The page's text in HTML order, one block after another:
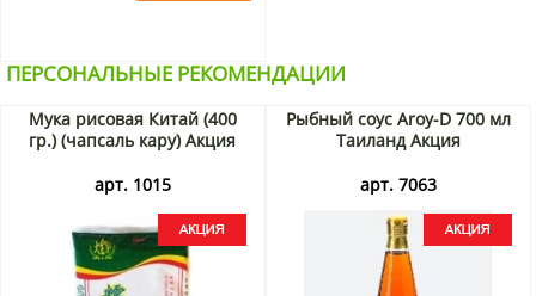
ПЕРСОНАЛЬНЫЕ РЕКОМЕНДАЦИИ
Мука рисовая Китай (400
гр.) (чапсаль кару) Акция
арт. 1015
Рыбный соус Aroy-D 700 мл
Таиланд Акция
арт. 7063